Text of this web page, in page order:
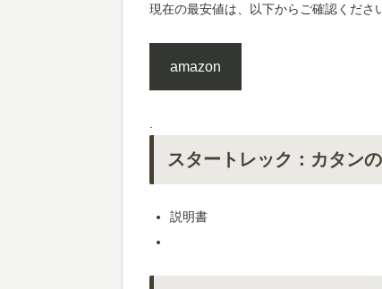
現在の最安値は、以下からご確認くださ
amazon
.
スタートレック：カタン
説明書